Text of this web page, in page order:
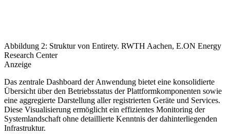
Abbildung 2: Struktur von Entirety. RWTH Aachen, E.ON Energy
Research Center
Anzeige
Das zentrale Dashboard der Anwendung bietet eine konsolidierte
Übersicht über den Betriebsstatus der Plattformkomponenten sowie
eine aggregierte Darstellung aller registrierten Geräte und Services.
Diese Visualisierung ermöglicht ein effizientes Monitoring der
Systemlandschaft ohne detaillierte Kenntnis der dahinterliegenden
Infrastruktur.